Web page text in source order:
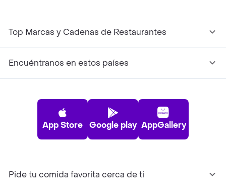
Top Marcas y Cadenas de Restaurantes
Encuéntranos en estos países
App Store Google play AppGallery
Pide tu comida favorita cerca de ti